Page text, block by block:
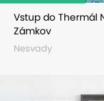
Vstup do Thermál
Zámkov
Nesvady